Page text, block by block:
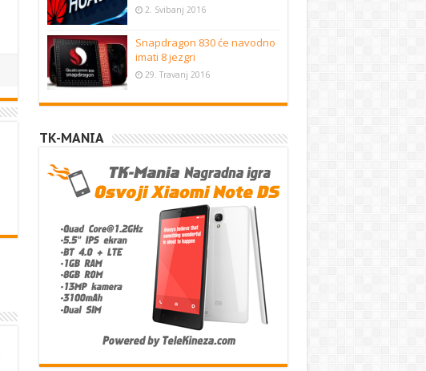
2. Svibanj 2016
Snapdragon 830 će navodno
imati 8 jezgri
29. Travanj 2016
TK-MANIA